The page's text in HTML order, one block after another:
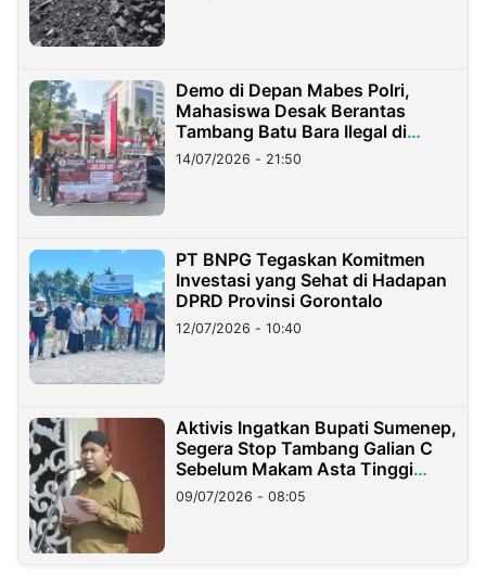
Demo di Depan Mabes Polri,
Mahasiswa Desak Berantas
Tambang Batu Bara Ilegal di
Lampung
14/07/2026 - 21:50
PT BNPG Tegaskan Komitmen
Investasi yang Sehat di Hadapan
DPRD Provinsi Gorontalo
12/07/2026 - 10:40
Aktivis Ingatkan Bupati Sumenep,
Segera Stop Tambang Galian C
Sebelum Makam Asta Tinggi
Longsor
09/07/2026 - 08:05